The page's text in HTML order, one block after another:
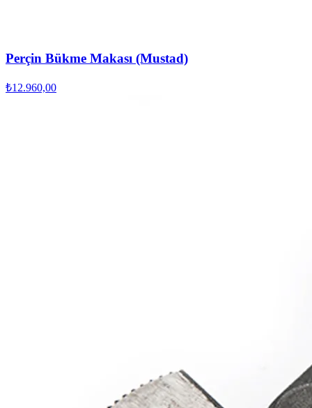
Perçin Bükme Makası (Mustad)
₺12.960,00